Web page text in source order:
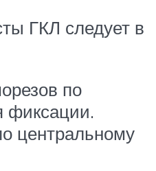
ГКЛ следует в
по
фиксации.
центральному